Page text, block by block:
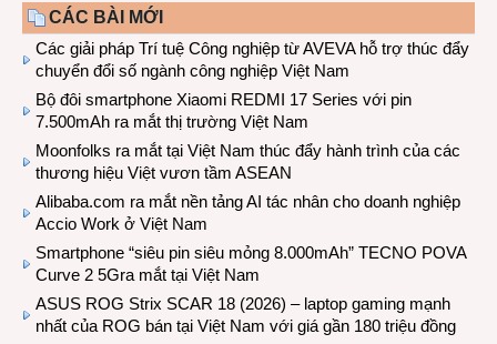
CÁC BÀI MỚI
Các giải pháp Trí tuệ Công nghiệp từ AVEVA hỗ trợ thúc đẩy
chuyển đổi số ngành công nghiệp Việt Nam
Bộ đôi smartphone Xiaomi REDMI 17 Series với pin
7.500mAh ra mắt thị trường Việt Nam
Moonfolks ra mắt tại Việt Nam thúc đẩy hành trình của các
thương hiệu Việt vươn tầm ASEAN
Alibaba.com ra mắt nền tảng AI tác nhân cho doanh nghiệp
Accio Work ở Việt Nam
Smartphone “siêu pin siêu mỏng 8.000mAh” TECNO POVA
Curve 2 5Gra mắt tại Việt Nam
ASUS ROG Strix SCAR 18 (2026) – laptop gaming mạnh
nhất của ROG bán tại Việt Nam với giá gần 180 triệu đồng